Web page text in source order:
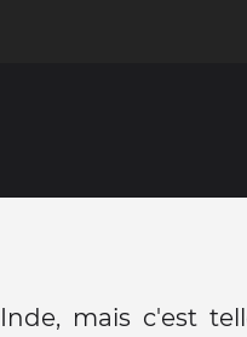
Inde, mais c'est